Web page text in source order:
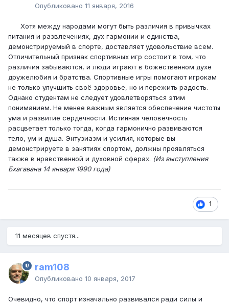
Опубликовано 11 января, 2016
Хотя между народами могут быть различия в привычках
питания и развлечениях, дух гармонии и единства,
демонстрируемый в спорте, доставляет удовольствие всем.
Отличительный признак спортивных игр состоит в том, что
различия забываются, и люди играют в божественном духе
дружелюбия и братства. Спортивные игры помогают игрокам
не только улучшить своё здоровье, но и пережить радость.
Однако студентам не следует удовлетворяться этим
пониманием. Не менее важным является обеспечение чистоты
ума и развитие сердечности. Истинная человечность
расцветает только тогда, когда гармонично развиваются
тело, ум и душа. Энтузиазм и усилия, которые вы
демонстрируете в занятиях спортом, должны проявляться
также в нравственной и духовной сферах. (Из выступления
Бхагавана 14 января 1990 года)
1
11 месяцев спустя...
ram108
Опубликовано 10 января, 2017
Очевидно, что спорт изначально развивался ради силы и